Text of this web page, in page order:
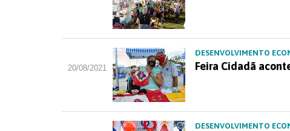
20/08/2021
DESENVOLVIMENTO
Feira Cidadã
DESENVOLVIMENTO